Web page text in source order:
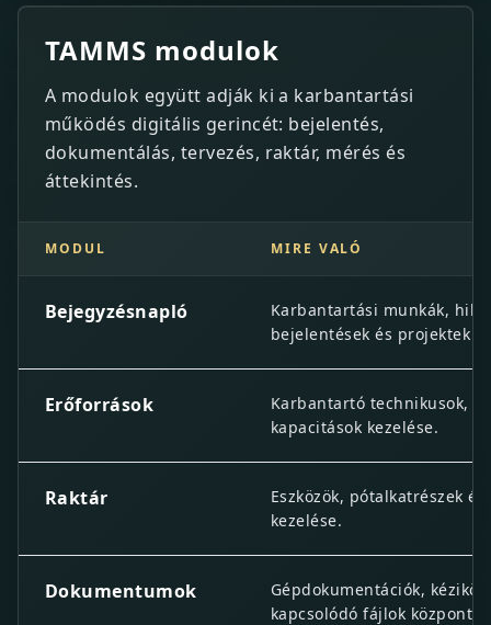
TAMMS modulok
A modulok együtt adják ki a karbantartási
működés digitális gerincét: bejelentés,
dokumentálás, tervezés, raktár, mérés és
áttekintés.
MODUL MIRE VALÓ
Bejegyzésnapló
Karbantartási munkák,
bejelentések és projektek
Erőforrások
Karbantartó technikusok,
kapacitások kezelése.
Raktár
Eszközök, pótalkatrészek
kezelése.
Dokumentumok
Gépdokumentációk,
kapcsolódó fájlok központi